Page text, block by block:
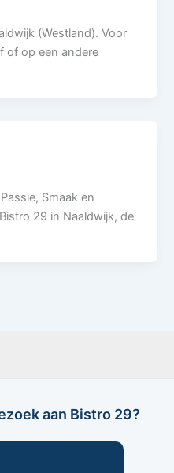
(Westland). Voor
of op een andere
Smaak en
29 in Naaldwijk, de
aan Bistro 29?